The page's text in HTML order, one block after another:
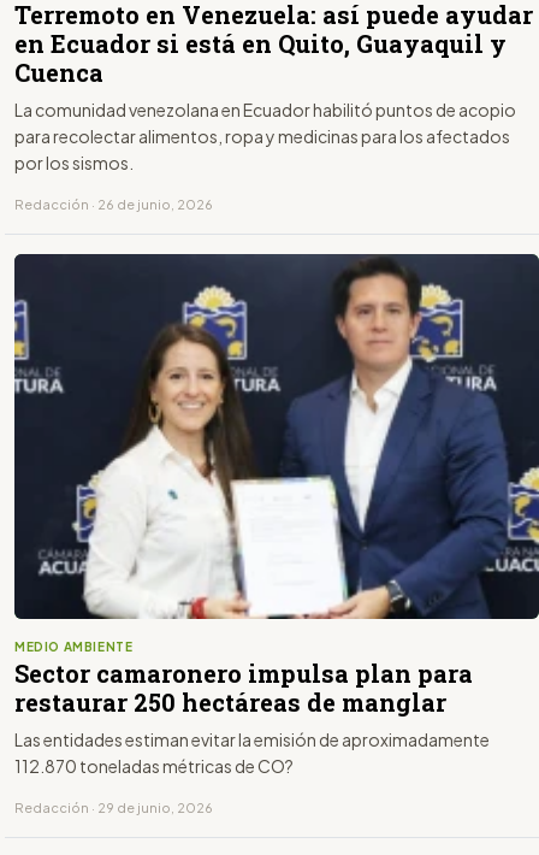
Terremoto en Venezuela: así puede ayudar
en Ecuador si está en Quito, Guayaquil y
Cuenca
La comunidad venezolana en Ecuador habilitó puntos de acopio
para recolectar alimentos, ropa y medicinas para los afectados
por los sismos.
Redacción · 26 de junio, 2026
MEDIO AMBIENTE
Sector camaronero impulsa plan para
restaurar 250 hectáreas de manglar
Las entidades estiman evitar la emisión de aproximadamente
112.870 toneladas métricas de CO?
Redacción · 29 de junio, 2026